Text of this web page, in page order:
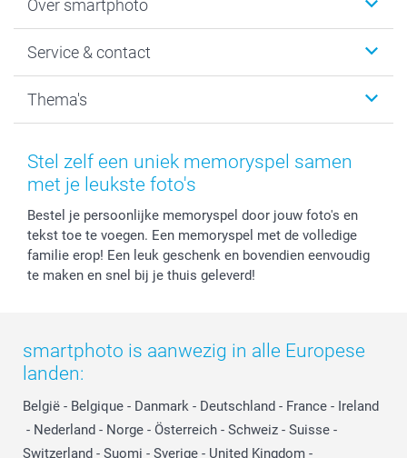
Fotoboeken
Fotocadeaus
Kaarten
Over smartphoto
Vacatures
Bestelproces
Herroepingsrecht
Privacy
Reviews
Prijslijst
Investor Relations
Service & contact
Tevredenheidsgarantie
Mijn orderstatus
smartbonus
service@smartphoto.nl
Affiliate partnerprogramma
Partnerships
Thema's
Baby
Moederdag
Huwelijk
Stel zelf een uniek memoryspel samen
met je leukste foto's
Bestel je persoonlijke memoryspel door jouw foto's en
tekst toe te voegen. Een memoryspel met de volledige
familie erop! Een leuk geschenk en bovendien eenvoudig
te maken en snel bij je thuis geleverd!
smartphoto is aanwezig in alle Europese
landen:
België - Belgique - Danmark - Deutschland - France - Ireland
- Nederland - Norge - Österreich - Schweiz - Suisse -
Switzerland - Suomi - Sverige - United Kingdom -